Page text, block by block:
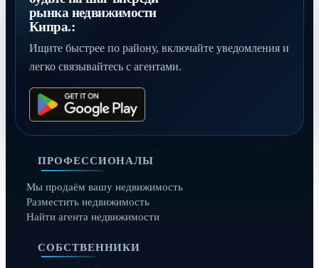
рынка недвижимости
Кипра.:
Ищите быстрее по району, включайте уведомления и
легко связывайтесь с агентами.
ПРОФЕССИОНАЛЫ
Мы продаём вашу недвижимость
Разместить недвижимость
Найти агента недвижимости
СОБСТВЕННИКИ